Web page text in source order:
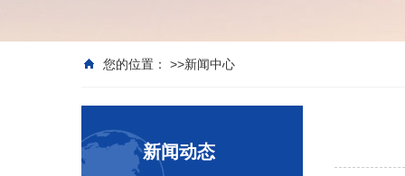
您的位置： >>新闻中心
新闻动态